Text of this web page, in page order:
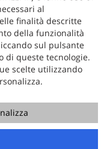
Tutti i diritti
-Cookie Policy
al
finalità descritte
della funzionalità
sul pulsante
di queste tecnologie.
scelte utilizzando